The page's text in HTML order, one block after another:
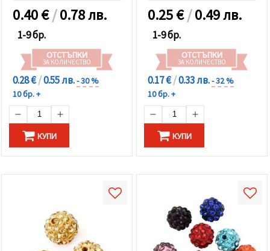
0.40€/0.78 лв.
1-9 бр.
ОТСТЪПКИ
ЗА КОЛИЧЕСТВО
0.28 €/0.55 лв.- 30 %
10 бр. +
КУПИ
0.25€/0.49 лв.
1-9 бр.
ОТСТЪПКИ
ЗА КОЛИЧЕСТВО
0.17 €/0.33 лв.- 32 %
10 бр. +
КУПИ